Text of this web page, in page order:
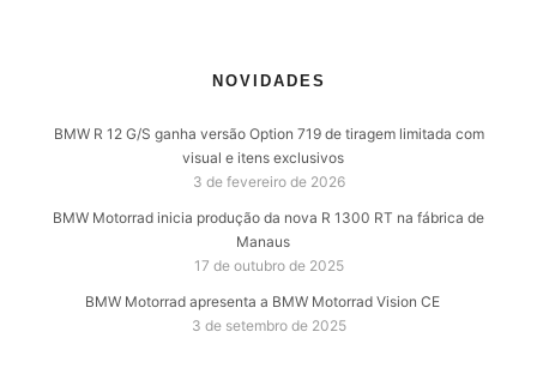
NOVIDADES
BMW R 12 G/S ganha versão Option 719 de tiragem limitada com
visual e itens exclusivos
3 de fevereiro de 2026
BMW Motorrad inicia produção da nova R 1300 RT na fábrica de
Manaus
17 de outubro de 2025
BMW Motorrad apresenta a BMW Motorrad Vision CE
3 de setembro de 2025